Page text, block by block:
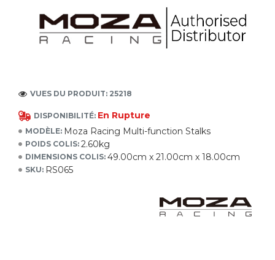
DISPONIBILITÉ: En Rupture
MODÈLE: Moza Racing Multi-function Stalks
POIDS COLIS: 2.60kg
DIMENSIONS COLIS: 49.00cm x 21.00cm x 18.00cm
SKU: RS065
VUES DU PRODUIT: 25218